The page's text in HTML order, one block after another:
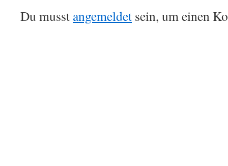
Du musst angemeldet sein, um einen